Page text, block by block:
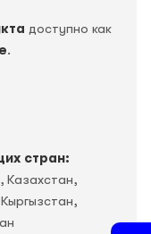
доступно как
.
стран:
Казахстан,